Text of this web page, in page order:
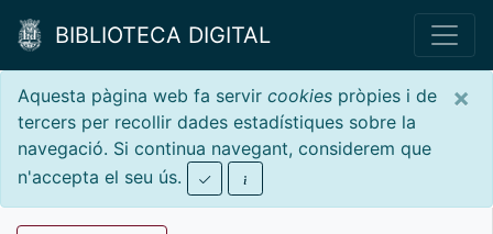
BIBLIOTECA DIGITAL
×
Aquesta pàgina web fa servir cookies pròpies i de
tercers per recollir dades estadístiques sobre la
navegació. Si continua navegant, considerem que
n'accepta el seu ús.